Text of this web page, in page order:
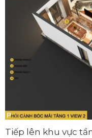
Tiếp lên khu vực